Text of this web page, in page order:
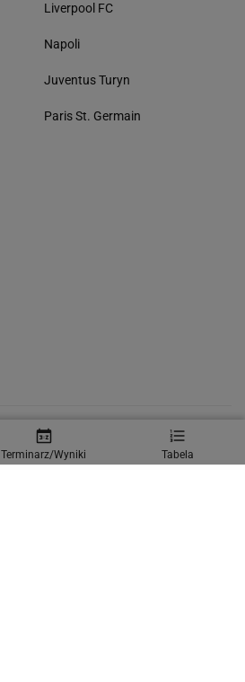
Terminarz/Wyniki Tabela
Liverpool FC
Napoli
Juventus Turyn
Paris St. Germain
Sport.pl Gazeta Wyborcza